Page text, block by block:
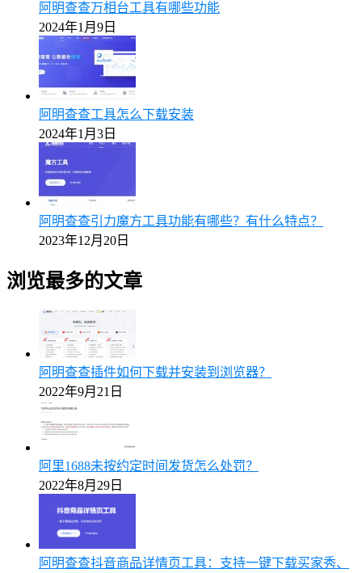
阿明查查万相台工具有哪些功能
2024年1月9日
阿明查查工具怎么下载安装
2024年1月3日
阿明查查引力魔方工具功能有哪些？有什么特点？
2023年12月20日
浏览最多的文章
阿明查查插件如何下载并安装到浏览器？
2022年9月21日
阿里1688未按约定时间发货怎么处罚？
2022年8月29日
阿明查查抖音商品详情页工具：支持一键下载买家秀、